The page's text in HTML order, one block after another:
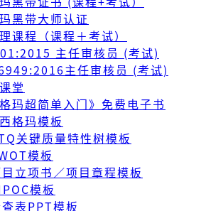
黑带大师认证
课程（课程＋考试）
主任审核员 (考试)
主任审核员 (考试)
堂
玛超简单入门》免费电子书
格玛模板
关键质量特性树模板
模板
立项书／项目章程模板
模板
表PPT模板